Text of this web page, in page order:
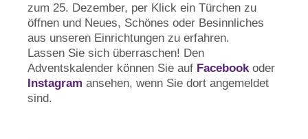
zum 25. Dezember, per Klick ein Türchen zu
öffnen und Neues, Schönes oder Besinnliches
aus unseren Einrichtungen zu erfahren.
Lassen Sie sich überraschen! Den
Adventskalender können Sie auf Facebook oder
Instagram ansehen, wenn Sie dort angemeldet
sind.